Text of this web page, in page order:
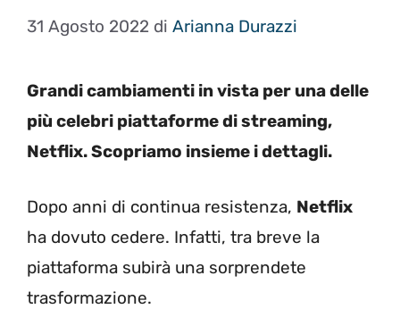
31 Agosto 2022 di Arianna Durazzi
Grandi cambiamenti in vista per una delle
più celebri piattaforme di streaming,
Netflix. Scopriamo insieme i dettagli.
Dopo anni di continua resistenza, Netflix
ha dovuto cedere. Infatti, tra breve la
piattaforma subirà una sorprendete
trasformazione.